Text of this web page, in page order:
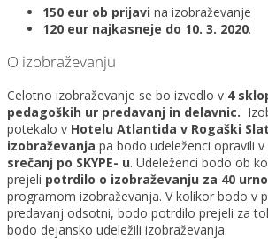
150 eur ob prijavi na izobraževanje
120 eur najkasneje do 10. 3. 2020.
O izobraževanju
Celotno izobraževanje se bo izvedlo v 4
pedagoških ur predavanj in delavnic.
potekalo v Hotelu Atlantida v Rogaški
izobraževanja pa bodo udeleženci opravili v
srečanj po SKYPE- u. Udeleženci bodo ob
prejeli potrdilo o izobraževanju za 40
programom izobraževanja. V kolikor bodo v
predavanj odsotni, bodo potrdilo prejeli za
bodo dejansko udeležili izobraževanja.